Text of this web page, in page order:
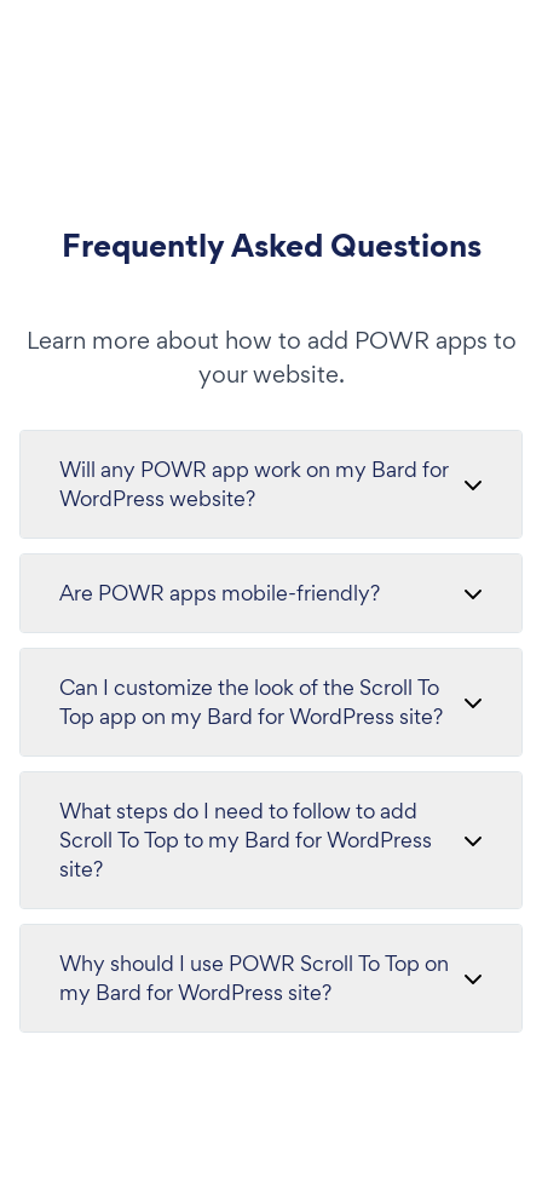
Frequently Asked Questions
Learn more about how to add POWR apps to
your website.
Will any POWR app work on my Bard for
WordPress website?
Are POWR apps mobile-friendly?
Can I customize the look of the Scroll To
Top app on my Bard for WordPress site?
What steps do I need to follow to add
Scroll To Top to my Bard for WordPress
site?
Why should I use POWR Scroll To Top on
my Bard for WordPress site?